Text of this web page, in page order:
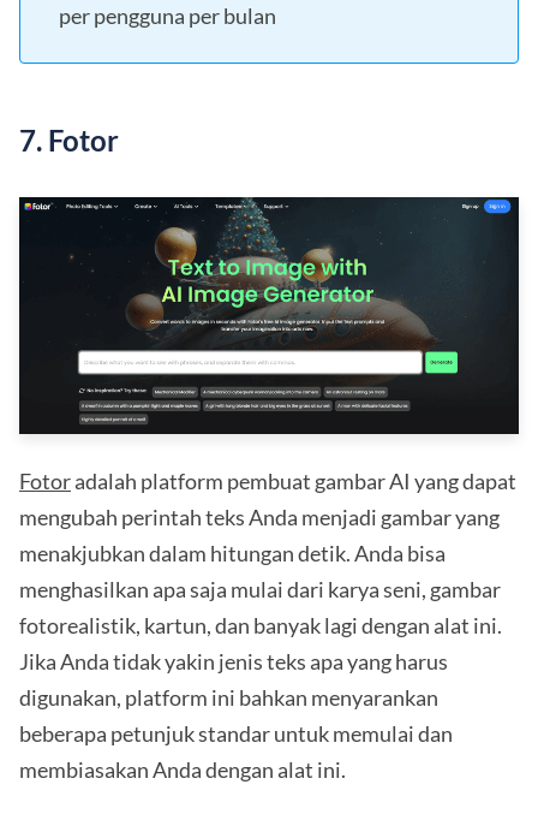
per pengguna per bulan
7. Fotor
Fotoradalah platform pembuat gambar AI yang dapat
mengubah perintah teks Anda menjadi gambar yang
menakjubkan dalam hitungan detik. Anda bisa
menghasilkan apa saja mulai dari karya seni, gambar
fotorealistik, kartun, dan banyak lagi dengan alat ini.
Jika Anda tidak yakin jenis teks apa yang harus
digunakan, platform ini bahkan menyarankan
beberapa petunjuk standar untuk memulai dan
membiasakan Anda dengan alat ini.